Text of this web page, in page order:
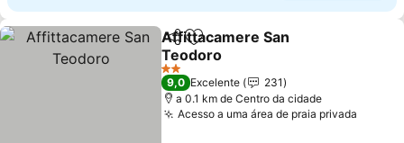
PartilharAdicionar aos favoritos
Affittacamere San
Teodoro
2 Estrelas
9,0 Excelente
231
a 0.1 km de Centro da cidade
Acesso a uma área de praia privada